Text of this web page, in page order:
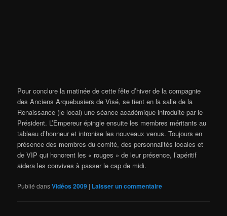
Pour conclure la matinée de cette fête d’hiver de la compagnie
des Anciens Arquebusiers de Visé, se tient en la salle de la
Renaissance (le local) une séance académique introduite par le
Président. L’Empereur épingle ensuite les membres méritants au
tableau d’honneur et intronise les nouveaux venus. Toujours en
présence des membres du comité, des personnalités locales et
de VIP qui honorent les « rouges » de leur présence, l’apéritif
aidera les convives à passer le cap de midi.
Publié dansVidéos 2009 | Laisser un commentaire